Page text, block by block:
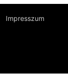
Impresszum